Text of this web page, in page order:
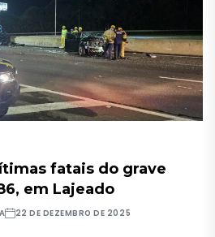
fatais do grave
em Lajeado
22 DE DEZEMBRO DE 2025